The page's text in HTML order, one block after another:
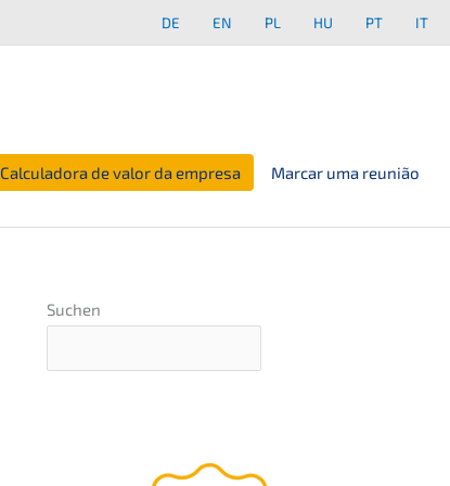
DE EN PL HU PT IT
Calculadora de valor da empresa Marcar uma reunião
Suchen
Webinar sobre os princí­